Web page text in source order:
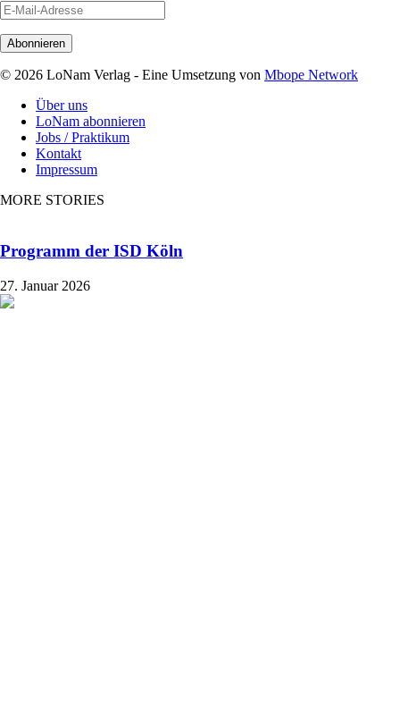
E-
Mail-
Adresse
© 2026 LoNam Verlag - Eine Umsetzung von Mbope Network
Über uns
LoNam abonnieren
Jobs / Praktikum
Kontakt
Impressum
MORE STORIES
Programm der ISD Köln
27. Januar 2026